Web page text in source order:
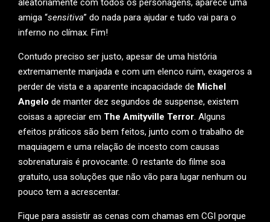
amiga “sensitiva” do nada para ajudar e tudo vai para o
inferno no clímax. Fim!
Contudo preciso ser justo, apesar de uma história
extremamente manjada e com um elenco ruim, exageros a
perder de vista e a aparente incapacidade de Michel
Angelo de manter dez segundos de suspense, existem
coisas a apreciar em The Amityville Terror . Alguns
efeitos práticos são bem feitos, junto com o trabalho de
maquiagem e uma relação de incesto com causas
sobrenaturais é provocante. O restante do filme soa
gratuito, usa soluções que não vão para lugar nenhum ou
pouco tem a acrescentar.
Fique para assistir as cenas com chamas em CGI porque